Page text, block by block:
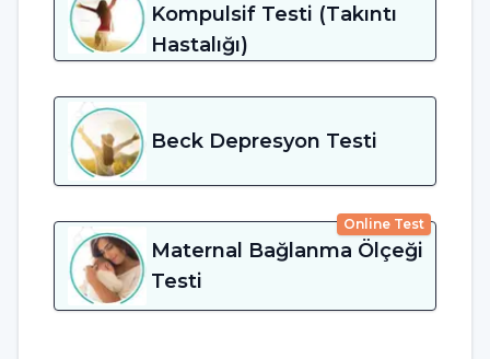
Kompulsif Testi (Takıntı
Hastalığı)
Beck Depresyon Testi
Online Test
Maternal Bağlanma Ölçeği
Testi